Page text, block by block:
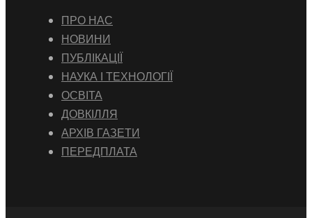
ПРО НАС
НОВИНИ
ПУБЛІКАЦІЇ
НАУКА І ТЕХНОЛОГІЇ
ОСВІТА
ДОВКІЛЛЯ
АРХІВ ГАЗЕТИ
ПЕРЕДПЛАТА